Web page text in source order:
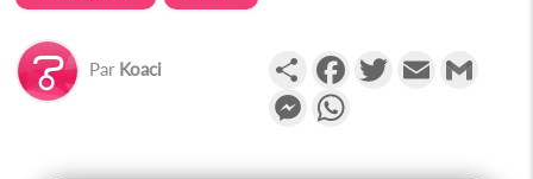
Par Koaci PartagerFacebookTwitterEmail
Messenger